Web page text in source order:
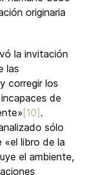
originaria
la invitación
las
corregir los
de
[10] .
sólo
«el libro de la
el ambiente,